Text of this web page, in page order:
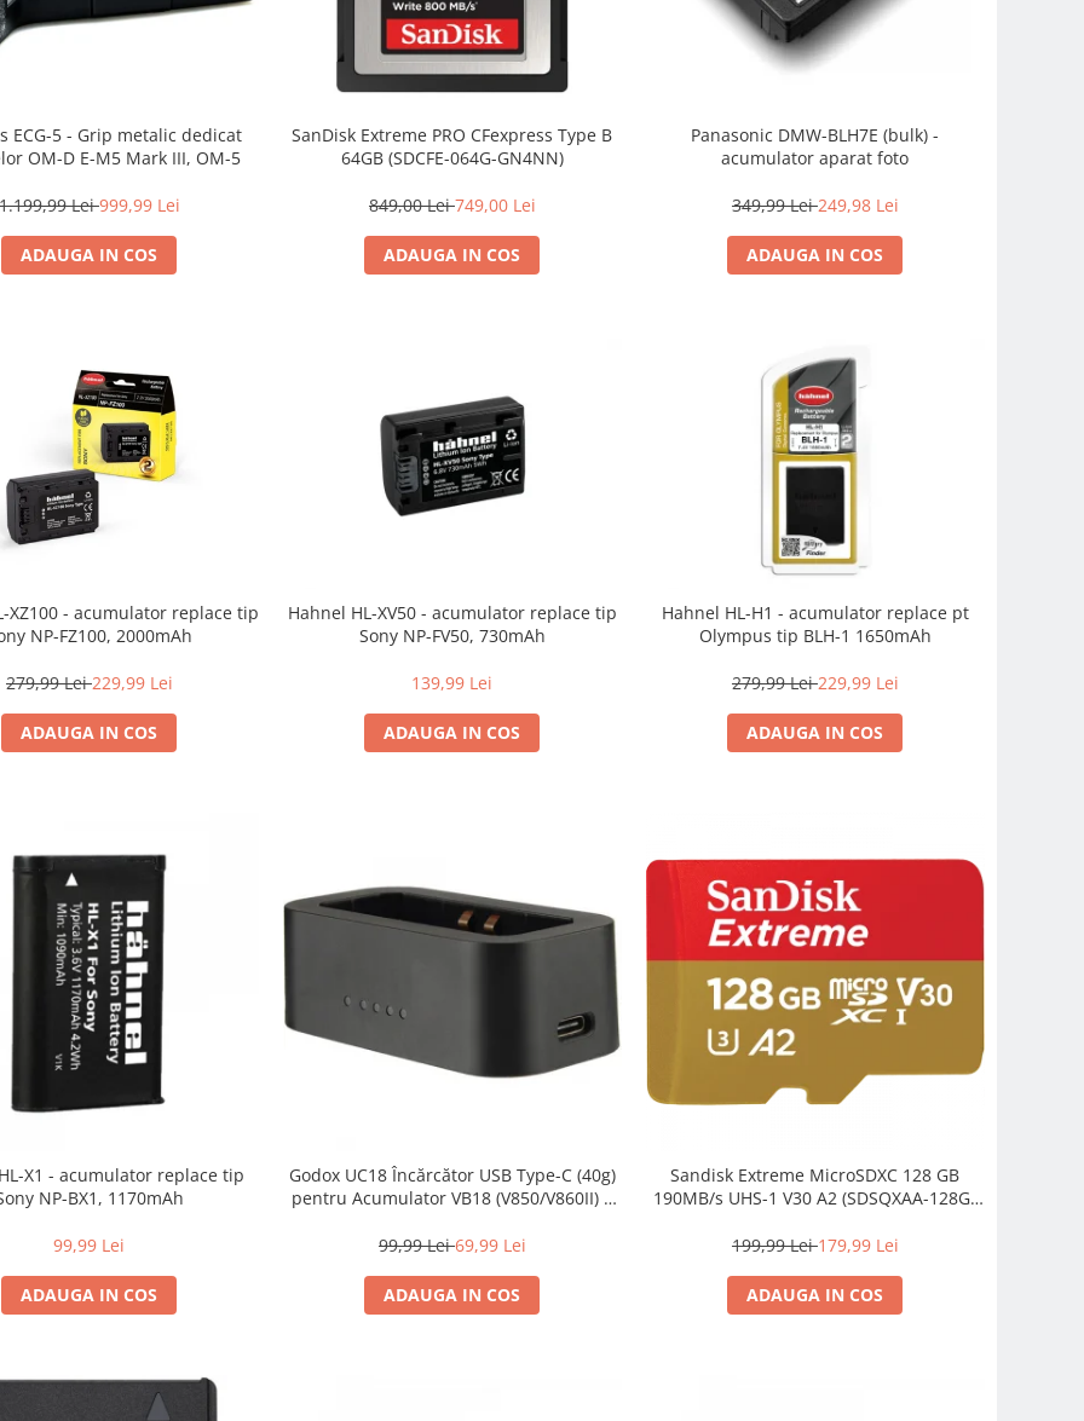
ECG-5 - Grip metalic dedicat
OM-D E-M5 Mark III, OM-5
1.199,99 Lei999,99 Lei
ADAUGA IN COS
SanDisk Extreme PRO CFexpress Type B
64GB (SDCFE-064G-GN4NN)
849,00 Lei749,00 Lei
ADAUGA IN COS
Panasonic DMW-BLH7E (bulk) -
acumulator aparat foto
349,99 Lei249,98 Lei
ADAUGA IN COS
XZ100 - acumulator replace tip
NP-FZ100, 2000mAh
279,99 Lei229,99 Lei
ADAUGA IN COS
Hahnel HL-XV50 - acumulator replace tip
Sony NP-FV50, 730mAh
139,99 Lei
ADAUGA IN COS
Hahnel HL-H1 - acumulator replace pt
Olympus tip BLH-1 1650mAh
279,99 Lei229,99 Lei
ADAUGA IN COS
X1 - acumulator replace tip
NP-BX1, 1170mAh
99,99 Lei
ADAUGA IN COS
Godox UC18 Încărcător USB Type-C (40g)
pentru Acumulator VB18 (V850/V860II) –
99,99 Lei69,99 Lei
ADAUGA IN COS
Sandisk Extreme MicroSDXC 128 GB
190MB/s UHS-1 V30 A2 (SDSQXAA-128G-
199,99 Lei179,99 Lei
ADAUGA IN COS